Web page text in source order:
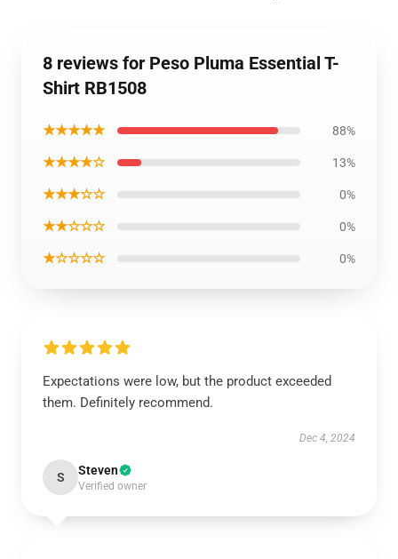
8 reviews for Peso Pluma Essential T-
Shirt RB1508
★★★★★ 88%
★★★★☆ 13%
★★★☆☆ 0%
★★☆☆☆ 0%
★☆☆☆☆ 0%
Expectations were low, but the product exceeded
them. Definitely recommend.
Dec 4, 2024
S Steven
Verified owner